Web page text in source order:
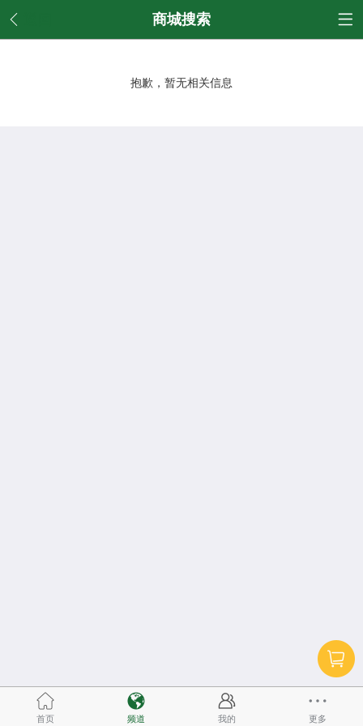
商城搜索
抱歉，暂无相关信息
首页 频道 我的 更多